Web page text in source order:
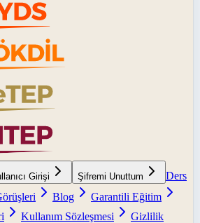
Girişi Şifremi Unuttum
Ders
Blog
Garantili Eğitim
Kullanım Sözleşmesi
Gizlilik